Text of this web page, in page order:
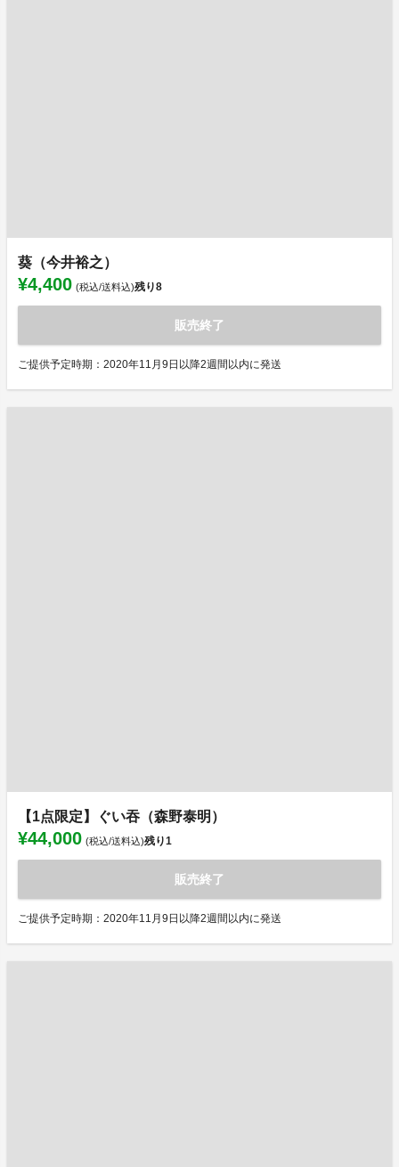
葵（今井裕之）
¥4,400 (税込/送料込)残り8
販売終了
ご提供予定時期：2020年11月9日以降2週間以内に発送
【1点限定】ぐい吞（森野泰明）
¥44,000 (税込/送料込)残り1
販売終了
ご提供予定時期：2020年11月9日以降2週間以内に発送